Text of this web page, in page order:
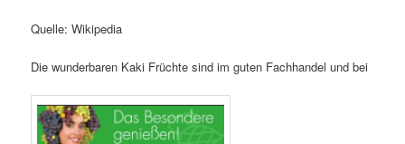
Quelle: Wikipedia
Die wunderbaren Kaki Früchte sind im guten Fachhandel und bei